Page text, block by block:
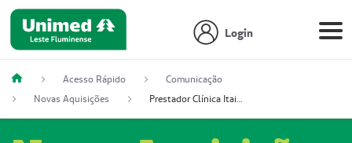
Login
Acesso Rápido
Comunicação
Novas Aquisições
Prestador Clínica Itaipú Ltda (51004348-2)